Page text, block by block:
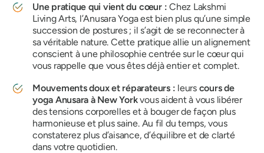
Une pratique qui vient du cœur :Chez Lakshmi
Living Arts, l’Anusara Yoga est bien plus qu’une simple
succession de postures ; il s’agit de se reconnecter à
sa véritable nature. Cette pratique allie un alignement
conscient à une philosophie centrée sur le cœur qui
vous rappelle que vous êtes déjà entier et complet.
Mouvements doux et réparateurs : leurs cours de
yoga Anusara à New Yorkvous aident à vous libérer
des tensions corporelles et à bouger de façon plus
harmonieuse et plus saine. Au fil du temps, vous
constaterez plus d’aisance, d’équilibre et de clarté
dans votre quotidien.